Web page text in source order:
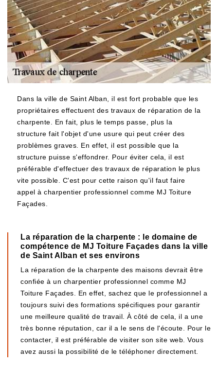
Dans la ville de Saint Alban, il est fort probable que les
propriétaires effectuent des travaux de réparation de la
charpente. En fait, plus le temps passe, plus la
structure fait l'objet d'une usure qui peut créer des
problèmes graves. En effet, il est possible que la
structure puisse s'effondrer. Pour éviter cela, il est
préférable d'effectuer des travaux de réparation le plus
vite possible. C'est pour cette raison qu'il faut faire
appel à charpentier professionnel comme MJ Toiture
Façades.
La réparation de la charpente : le domaine de
compétence de MJ Toiture Façades dans la ville
de Saint Alban et ses environs
La réparation de la charpente des maisons devrait être
confiée à un charpentier professionnel comme MJ
Toiture Façades. En effet, sachez que le professionnel a
toujours suivi des formations spécifiques pour garantir
une meilleure qualité de travail. À côté de cela, il a une
très bonne réputation, car il a le sens de l'écoute. Pour le
contacter, il est préférable de visiter son site web. Vous
avez aussi la possibilité de le téléphoner directement.